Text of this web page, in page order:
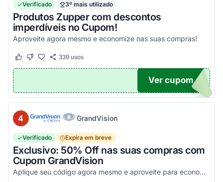
Verificado 3º mais utilizado
Produtos Zupper com descontos
imperdíveis no Cupom!
Aproveite agora mesmo e economize nas suas compras!
Este cupom funcionou
Este cupom não funcionou
339usos
Ver cupom
4 GrandVision
Verificado Expira em breve
Exclusivo: 50% Off nas suas compras com
Cupom GrandVision
Aplique seu código agora mesmo e aproveite para economizar! Válido em par completo (Armação + Lente)!